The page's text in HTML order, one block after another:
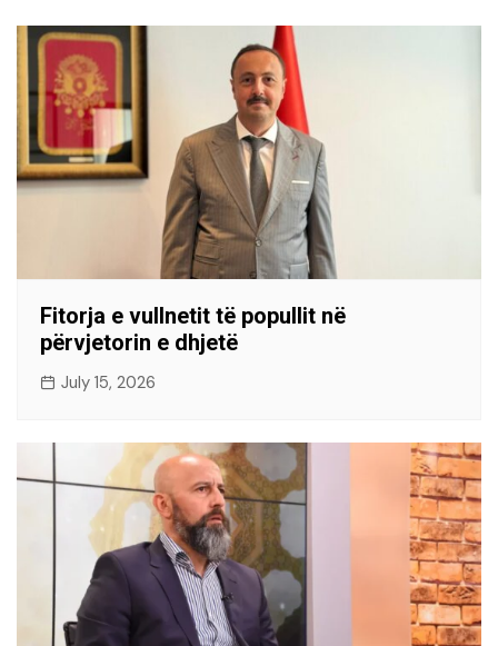
Fitorja e vullnetit të popullit në
përvjetorin e dhjetë
July 15, 2026